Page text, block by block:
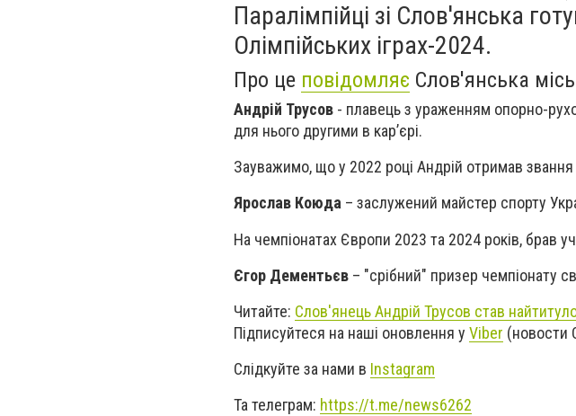
Паралімпійці зі Слов'янська
Олімпійських іграх-2024.
Про це повідомляє Слов'янська
Андрій Трусов - плавець з ураженням опорно-
для нього другими в кар’єрі.
Зауважимо, що у 2022 році Андрій отримав
Ярослав Коюда – заслужений майстер спорту
На чемпіонатах Європи 2023 та 2024 років, брав
Єгор Дементьєв – "срібний" призер чемпіонату
Читайте: Слов'янець Андрій Трусов став
Підписуйтеся на наші оновлення у Viber (новости
Слідкуйте за нами в Instagram
Та телеграм: https://t.me/news6262